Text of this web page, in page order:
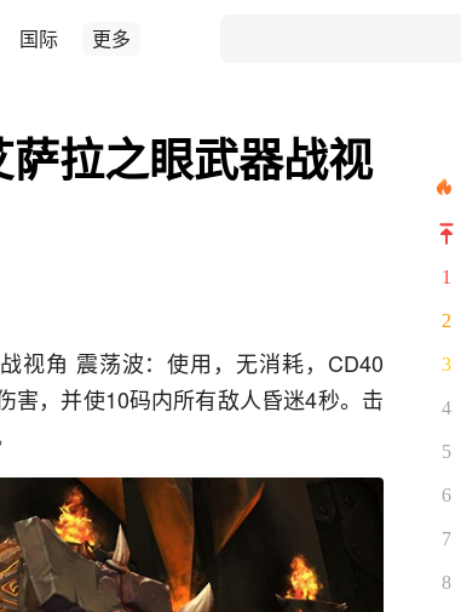
国际 更多
拉之眼武器战视
视角 震荡波：使用，无消耗，CD40
害，并使10码内所有敌人昏迷4秒。击
1
2
3
4
5
6
7
8